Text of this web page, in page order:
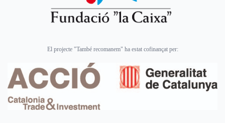
El projecte "També recomanem" ha estat cofinançat per: